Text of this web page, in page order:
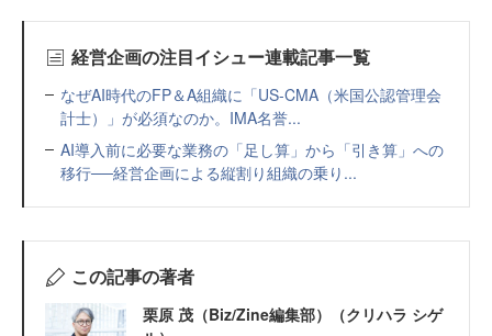
経営企画の注目イシュー連載記事一覧
なぜAI時代のFP＆A組織に「US-CMA（米国公認管理会
計士）」が必須なのか。IMA名誉...
AI導入前に必要な業務の「足し算」から「引き算」への
移行──経営企画による縦割り組織の乗り...
この記事の著者
栗原 茂（Biz/Zine編集部）（クリハラ シゲ